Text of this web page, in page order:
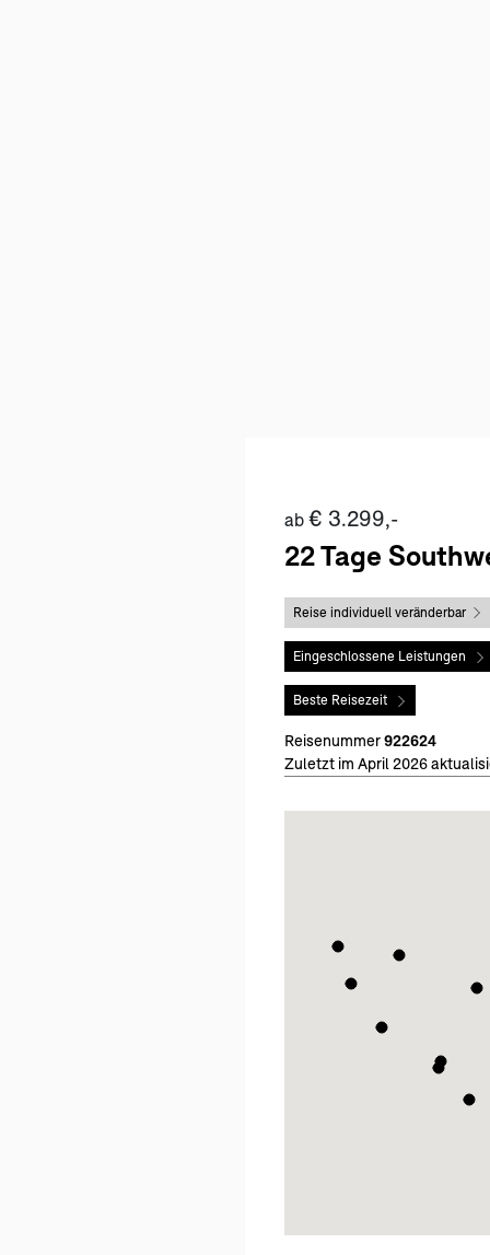
ab € 3.299,-
22 Tage
Reise individuell veränderbar
Eingeschlossene Leistungen
Beste Reisezeit
Reisenummer922624
Zuletzt im April 2026